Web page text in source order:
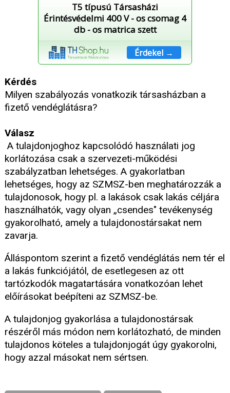
T5 típusú Társasházi
Érintésvédelmi 400 V - os csomag 4
db - os matrica szett
Érdekel →
Kérdés
Milyen szabályozás vonatkozik társasházban a
fizető vendéglátásra?
Válasz
A tulajdonjoghoz kapcsolódó használati jog
korlátozása csak a szervezeti-működési
szabályzatban lehetséges. A gyakorlatban
lehetséges, hogy az SZMSZ-ben meghatározzák a
tulajdonosok, hogy pl. a lakások csak lakás céljára
használhatók, vagy olyan „csendes" tevékenység
gyakorolható, amely a tulajdonostársakat nem
zavarja.
Álláspontom szerint a fizető vendéglátás nem tér el
a lakás funkciójától, de esetlegesen az ott
tartózkodók magatartására vonatkozóan lehet
előírásokat beépíteni az SZMSZ-be.
A tulajdonjog gyakorlása a tulajdonostársak
részéről más módon nem korlátozható, de minden
tulajdonos köteles a tulajdonjogát úgy gyakorolni,
hogy azzal másokat nem sértsen.